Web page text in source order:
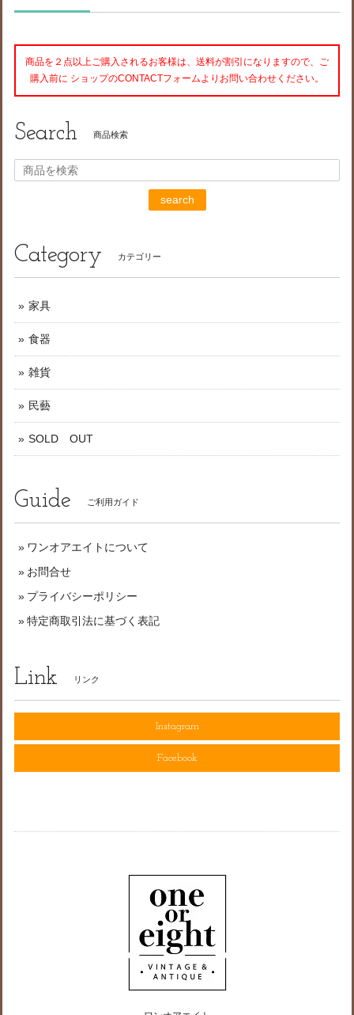
商品を２点以上ご購入されるお客様は、送料が割引になりますので、ご
購入前に ショップのCONTACTフォームよりお問い合わせください。
Search 商品検索
search
Category カテゴリー
家具
食器
雑貨
民藝
SOLD OUT
Guide ご利用ガイド
ワンオアエイトについて
お問合せ
プライバシーポリシー
特定商取引法に基づく表記
Link リンク
Instagram
Facebook